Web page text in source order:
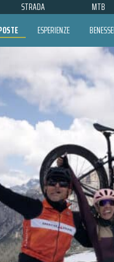
STRADA MTB
ESPERIENZE